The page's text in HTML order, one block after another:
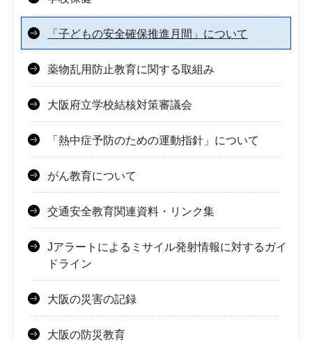
「子どもの安全確保推進月間」について
薬物乱用防止教育に関する取組み
大阪府立学校結核対策審議会
「熱中症予防のための運動指針」について
がん教育について
交通安全教育関連資料・リンク集
Jアラートによるミサイル発射情報に対するガイ
ドライン
大阪の災害の記録
大阪の防災教育